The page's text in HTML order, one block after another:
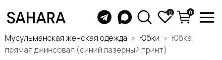
Мусульманская женская одежда Юбки
Юбка
прямая джинсовая (синий лазерный принт)